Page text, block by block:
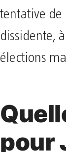
tentative de
dissidente,
élections
pour